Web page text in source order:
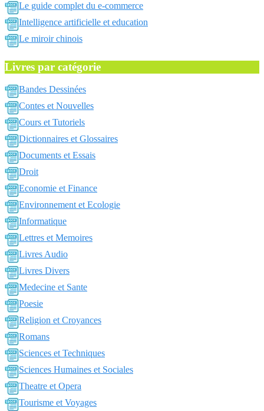
Le guide complet du e-commerce
Intelligence artificielle et education
Le miroir chinois
Livres par catégorie
Bandes Dessinées
Contes et Nouvelles
Cours et Tutoriels
Dictionnaires et Glossaires
Documents et Essais
Droit
Economie et Finance
Environnement et Ecologie
Informatique
Lettres et Memoires
Livres Audio
Livres Divers
Medecine et Sante
Poesie
Religion et Croyances
Romans
Sciences et Techniques
Sciences Humaines et Sociales
Theatre et Opera
Tourisme et Voyages